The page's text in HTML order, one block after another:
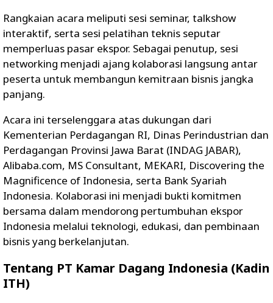
Rangkaian acara meliputi sesi seminar, talkshow
interaktif, serta sesi pelatihan teknis seputar
memperluas pasar ekspor. Sebagai penutup, sesi
networking menjadi ajang kolaborasi langsung antar
peserta untuk membangun kemitraan bisnis jangka
panjang.
Acara ini terselenggara atas dukungan dari
Kementerian Perdagangan RI, Dinas Perindustrian dan
Perdagangan Provinsi Jawa Barat (INDAG JABAR),
Alibaba.com, MS Consultant, MEKARI, Discovering the
Magnificence of Indonesia, serta Bank Syariah
Indonesia. Kolaborasi ini menjadi bukti komitmen
bersama dalam mendorong pertumbuhan ekspor
Indonesia melalui teknologi, edukasi, dan pembinaan
bisnis yang berkelanjutan.
Tentang PT Kamar Dagang Indonesia (Kadin
ITH)